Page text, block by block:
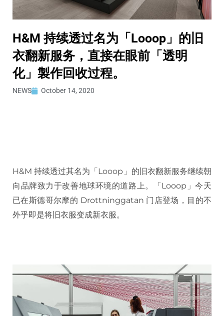
H&M 持续透过名为「Looop」的旧
衣翻新服务，直接在眼前「透明
化」製作回收过程。
NEWS October 14, 2020
H&M 持续透过其名为「Looop」的旧衣翻新服务继续朝
向品牌致力于改善地球环境的道路上。「Looop」今天
已在斯德哥尔摩的 Drottninggatan 门店登场，目的不
外乎即是将旧衣服变成新衣服。